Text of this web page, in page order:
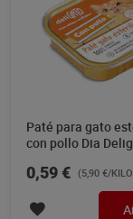
Paté para gato
con pollo Dia
0,59 € (5,90 €/